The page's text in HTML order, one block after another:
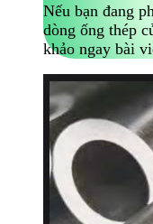
Nếu bạn đang
dòng ống thép
khảo ngay bài